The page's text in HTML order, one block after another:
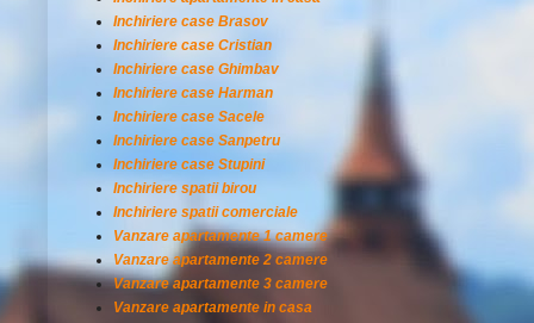
Inchiriere case Brasov
Inchiriere case Cristian
Inchiriere case Ghimbav
Inchiriere case Harman
Inchiriere case Sacele
Inchiriere case Sanpetru
Inchiriere case Stupini
Inchiriere spatii birou
Inchiriere spatii comerciale
Vanzare apartamente 1 camere
Vanzare apartamente 2 camere
Vanzare apartamente 3 camere
Vanzare apartamente in casa